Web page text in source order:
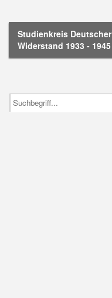
Studienkreis Deutscher
Widerstand 1933 - 1945